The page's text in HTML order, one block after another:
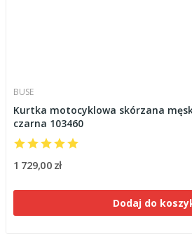
BUSE
Kurtka motocyklowa skórzana
czarna 103460
1 729,00 zł
Dodaj do